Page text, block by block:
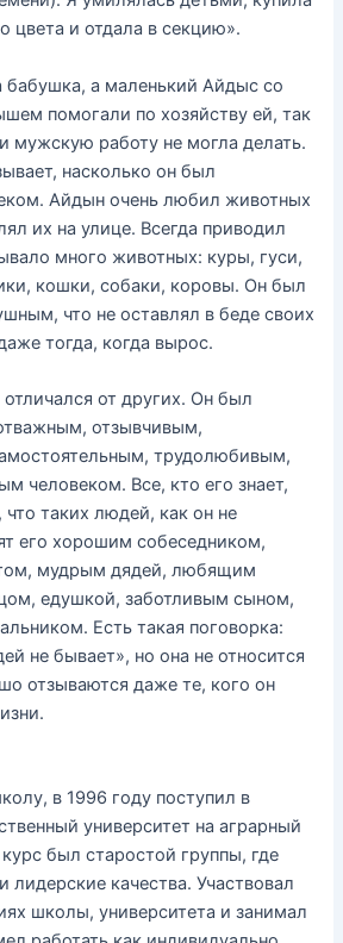
цвета и отдала в секцию».
бабушка, а маленький Айдыс со
помогали по хозяйству ей, так
мужскую работу не могла делать.
насколько он был
Айдын очень любил животных
их на улице. Всегда приводил
много животных: куры, гуси,
кошки, собаки, коровы. Он был
что не оставлял в беде своих
тогда, когда вырос.
от других. Он был
отзывчивым,
трудолюбивым,
человеком. Все, кто его знает,
что таких людей, как он не
его хорошим собеседником,
мудрым дядей, любящим
едушкой, заботливым сыном,
Есть такая поговорка:
не бывает», но она не относится
отзываются даже те, кого он
в 1996 году поступил в
университет на аграрный
был старостой группы, где
лидерские качества. Участвовал
школы, университета и занимал